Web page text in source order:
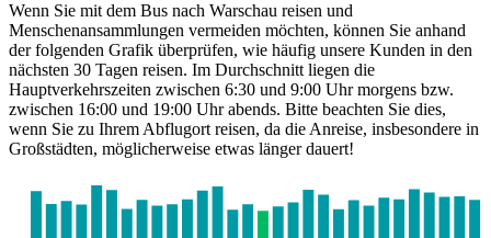
Wenn Sie mit dem Bus nach Warschau reisen und
Menschenansammlungen vermeiden möchten, können Sie anhand
der folgenden Grafik überprüfen, wie häufig unsere Kunden in den
nächsten 30 Tagen reisen. Im Durchschnitt liegen die
Hauptverkehrszeiten zwischen 6:30 und 9:00 Uhr morgens bzw.
zwischen 16:00 und 19:00 Uhr abends. Bitte beachten Sie dies,
wenn Sie zu Ihrem Abflugort reisen, da die Anreise, insbesondere in
Großstädten, möglicherweise etwas länger dauert!